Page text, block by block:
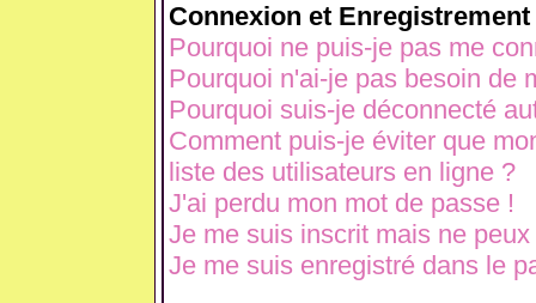
Connexion et Enregistrement
Pourquoi ne puis-je pas me
Pourquoi n'ai-je pas besoin de
Pourquoi suis-je déconnecté
Comment puis-je éviter que
liste des utilisateurs en ligne ?
J'ai perdu mon mot de passe !
Je me suis inscrit mais ne
Je me suis enregistré dans le